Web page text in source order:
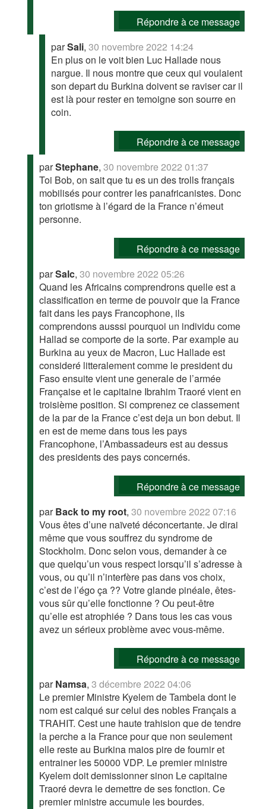
Répondre à ce message
parSali,30 novembre 2022 14:24
En plus on le voit bien Luc Hallade nous
nargue. Il nous montre que ceux qui voulaient
son depart du Burkina doivent se raviser car il
est là pour rester en temoigne son sourre en
coin.
Répondre à ce message
parStephane,30 novembre 2022 01:37
Toi Bob, on sait que tu es un des trolls français
mobilisés pour contrer les panafricanistes. Donc
ton griotisme à l’égard de la France n’émeut
personne.
Répondre à ce message
parSalc,30 novembre 2022 05:26
Quand les Africains comprendrons quelle est a
classification en terme de pouvoir que la France
fait dans les pays Francophone, ils
comprendons ausssi pourquoi un individu come
Hallad se comporte de la sorte. Par example au
Burkina au yeux de Macron, Luc Hallade est
consideré litteralement comme le president du
Faso ensuite vient une generale de l’armée
Française et le capitaine Ibrahim Traoré vient en
troisième position. Si comprenez ce classement
de la par de la France c’est deja un bon debut. Il
en est de meme dans tous les pays
Francophone, l’Ambassadeurs est au dessus
des presidents des pays concernés.
Répondre à ce message
parBack to my root,30 novembre 2022 07:16
Vous êtes d’une naïveté déconcertante. Je dirai
même que vous souffrez du syndrome de
Stockholm. Donc selon vous, demander à ce
que quelqu’un vous respect lorsqu’il s’adresse à
vous, ou qu’il n’interfère pas dans vos choix,
c’est de l’égo ça ?? Votre glande pinéale, êtes-
vous sûr qu’elle fonctionne ? Ou peut-être
qu’elle est atrophiée ? Dans tous les cas vous
avez un sérieux problème avec vous-même.
Répondre à ce message
parNamsa,3 décembre 2022 04:06
Le premier Ministre Kyelem de Tambela dont le
nom est calqué sur celui des nobles Français a
TRAHIT. Cest une haute trahision que de tendre
la perche a la France pour que non seulement
elle reste au Burkina maios pire de fournir et
entrainer les 50000 VDP. Le premier ministre
Kyelem doit demissionner sinon Le capitaine
Traoré devra le demettre de ses fonction. Ce
premier ministre accumule les bourdes.